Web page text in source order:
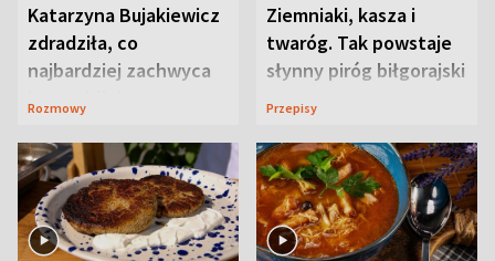
Katarzyna Bujakiewicz
zdradziła, co
najbardziej zachwyca
ją w Lublinie
Rozmowy
Ziemniaki, kasza i
twaróg. Tak powstaje
słynny piróg biłgorajski
Przepisy